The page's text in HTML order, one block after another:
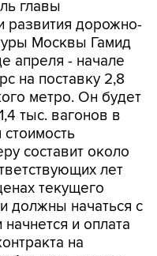
Москвы Гамид
апреля - начале
на поставку 2,8
метро. Он будет
тыс. вагонов в
составит около
лет
текущего
должны начаться с
и оплата
на
на
30 лет.